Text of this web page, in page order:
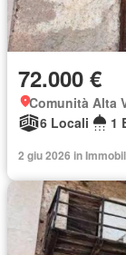
72.000 €
Comunità Alta
6 Locali
1
2 giu 2026 in